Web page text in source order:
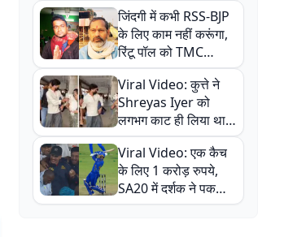
कान
जिंदगी में कभी RSS-BJP
के लिए काम नहीं करूंगा,
रिंटू पॉल को TMC
ऑफिस में ले जाकर पीटा,
Video वायरल
Viral Video: कुत्ते ने
Shreyas Iyer को
लगभग काट ही लिया था,
न्यूजीलैंड सीरीज से पहले
बाल-बाल बचे
Viral Video: एक कैच
के लिए 1 करोड़ रुपये,
SA20 में दर्शक ने पकड़ा
एक हाथ से गजब का कैच